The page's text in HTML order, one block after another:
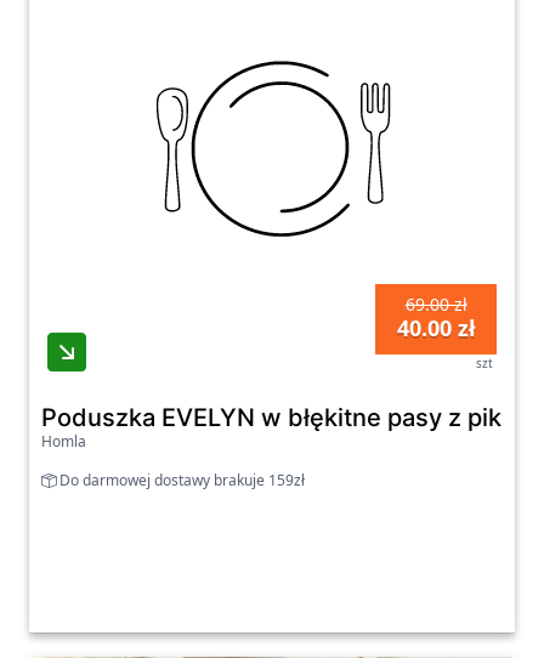
69.00 zł
40.00 zł
szt
Poduszka EVELYN w błękitne pasy z
Homla
Do darmowej dostawy brakuje 159zł